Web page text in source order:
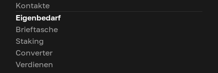
Kontakte
Eigenbedarf
Brieftasche
Staking
Converter
Verdienen